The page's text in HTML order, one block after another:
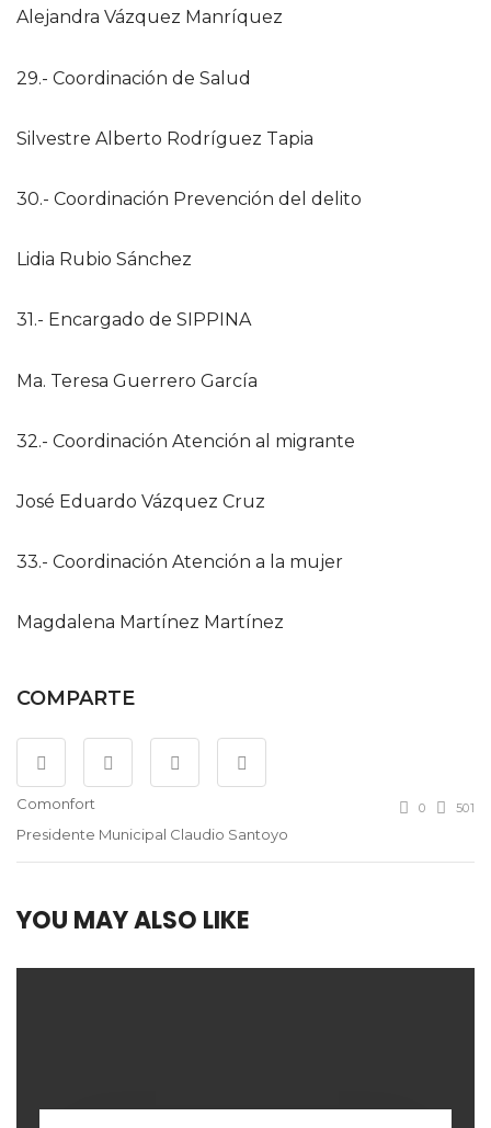
Alejandra Vázquez Manríquez
29.- Coordinación de Salud
Silvestre Alberto Rodríguez Tapia
30.- Coordinación Prevención del delito
Lidia Rubio Sánchez
31.- Encargado de SIPPINA
Ma. Teresa Guerrero García
32.- Coordinación Atención al migrante
José Eduardo Vázquez Cruz
33.- Coordinación Atención a la mujer
Magdalena Martínez Martínez
COMPARTE
Comonfort
Presidente Municipal Claudio Santoyo
0 501
YOU MAY ALSO LIKE